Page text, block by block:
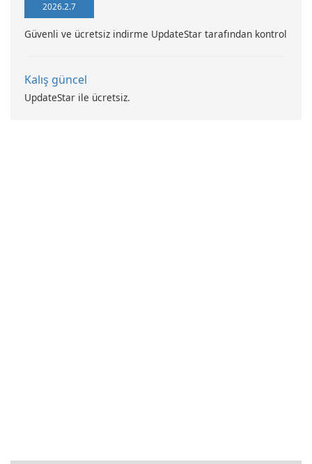
2026.2.7
Güvenli ve ücretsiz indirme UpdateStar tarafından kontrol
Kalış güncel
UpdateStar ile ücretsiz.